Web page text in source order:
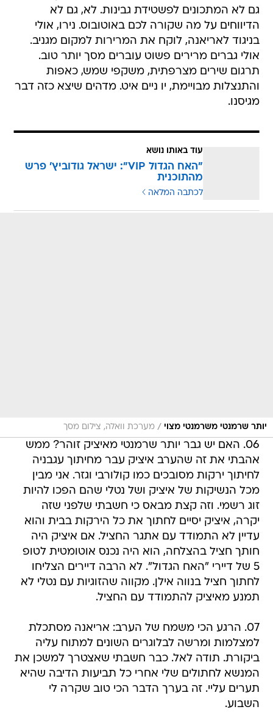
גם לא המתכונים לפשטידת גבינות. לא, גם לא
הדיווחים על מה שקורה לכם באוטובוס. נירו, אולי
בניגוד לאריאנה, לוקח את המרירות למקום מגניב.
אולי גברים מרירים פשוט עוברים מסך יותר טוב.
תרגום שירים מצרפתית, משקפי שמש, כאפות
והתנצלות מבויימת, יו ניים איט. מדהים שיצא כזה דבר
מגיסנו.
עוד באותו נושא
"האח הגדול VIP": ישראל גודוביץ' פרש
מהתוכנית
לכתבה המלאה
יותר שרמנטי משרמנטי מצוי / מערכת וואלה, צילום מסך
06. האם יש גבר יותר שרמנטי מאיציק זוהר? ממש
אהבתי את זה שהערב איציק עבר מחיתוך עגבניה
לחיתוך ירקות מסובכים כמו קולורבי וגזר. אני מבין
מכל הנשיקות של איציק ושל נטלי שהם הפכו להיות
זוג רשמי. וזה קצת מבאס כי חשבתי שלפני שזה
יקרה, איציק יסיים לחתוך את כל הירקות בבית והוא
עדיין לא התמודד עם אתגר החציל. אם איציק היה
חותך חציל בהצלחה, הוא היה נכנס אוטומטית לטופ
5 של דיירי "האח הגדול". לא הרבה דיירים הצליחו
לחתוך חציל בנווה אילן. מקווה שהזוגיות עם נטלי לא
תמנע מאיציק להתמודד עם החציל.
07. הרגע הכי משמח של הערב: אריאנה מסתכלת
למצלמות ומרשה לבלוגרים השונים למתוח עליה
ביקורת. תודה לאל. כבר חשבתי שאצטרך למשכן את
המנשא לחתולים שלי אחרי כל תביעות הדיבה שהיא
תערים עליי. זה בערך הדבר הכי טוב שקרה לי
השבוע.